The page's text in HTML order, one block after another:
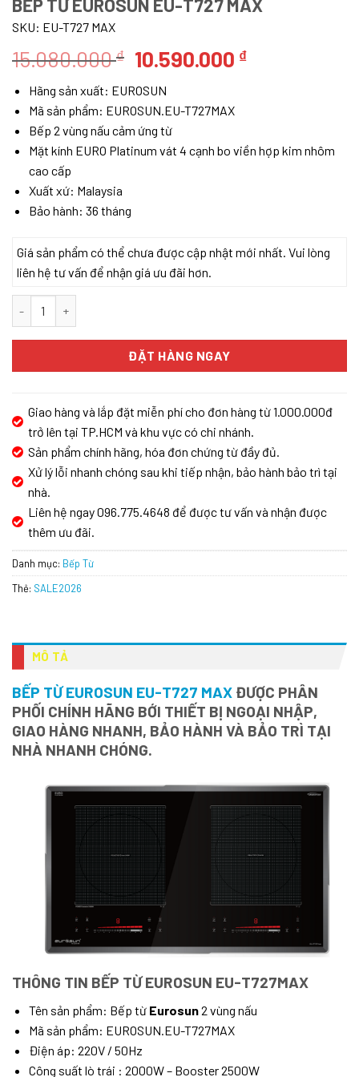
BẾP TỪ EUROSUN EU-T727 MAX
SKU: EU-T727 MAX
15.080.000₫ Giá
là:
15.080.000 ₫.
10.590.000 ₫Giá
10.590.000
Hãng sản xuất: EUROSUN
Mã sản phẩm: EUROSUN.EU-T727MAX
Bếp 2 vùng nấu cảm ứng từ
Mặt kính EURO Platinum vát 4 cạnh bo viền hợp kim nhôm
cao cấp
Xuất xứ: Malaysia
Bảo hành: 36 tháng
Giá sản phẩm có thể chưa được cập nhật mới nhất. Vui lòng
liên hệ tư vấn để nhận giá ưu đãi hơn.
ĐẶT HÀNG NGAY
Giao hàng và lắp đặt miễn phí cho đơn hàng từ 1.000.000đ
trở lên tại TP.HCM và khu vực có chi nhánh.
Sản phẩm chính hãng, hóa đơn chứng từ đầy đủ.
Xử lý lỗi nhanh chóng sau khi tiếp nhận, bảo hành bảo trì tại
nhà.
Liên hệ ngay 096.775.4648 để được tư vấn và nhận được
thêm ưu đãi.
Danh mục: Bếp Từ
Thẻ: SALE2026
MÔ TẢ
BẾP TỪ EUROSUN EU-T727 MAX ĐƯỢC PHÂN
PHỐI CHÍNH HÃNG BỚI THIẾT BỊ NGOẠI NHẬP,
GIAO HÀNG NHANH, BẢO HÀNH VÀ BẢO TRÌ TẠI
NHÀ NHANH CHÓNG.
THÔNG TIN BẾP TỪ EUROSUN EU-T727MAX
Tên sản phẩm: Bếp từ Eurosun2 vùng nấu
Mã sản phẩm: EUROSUN.EU-T727MAX
Điện áp: 220V / 50Hz
Công suất lò trái : 2000W – Booster 2500W